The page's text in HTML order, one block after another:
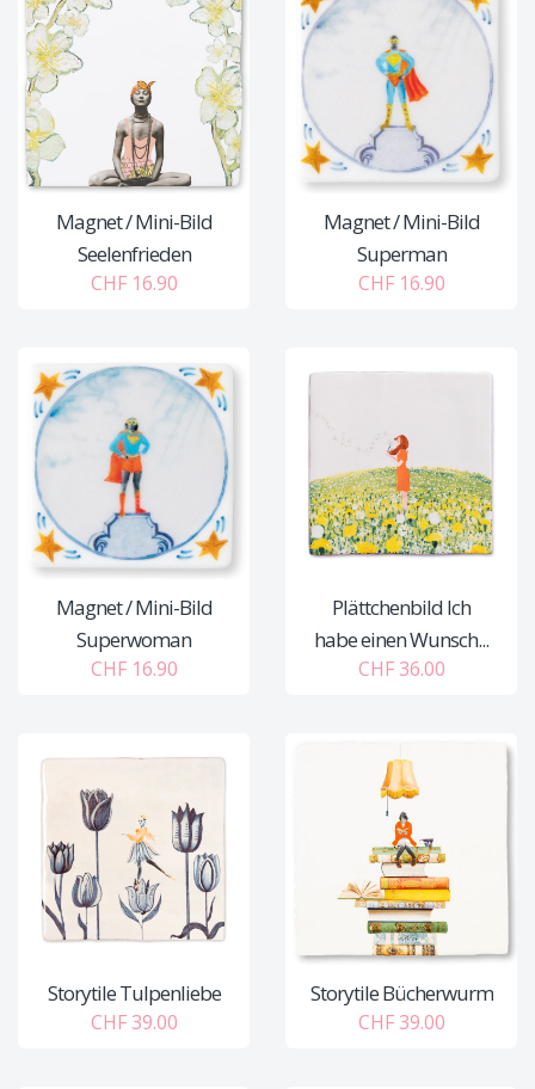
Magnet / Mini-Bild
Seelenfrieden
CHF 16.90
Magnet / Mini-Bild
Superman
CHF 16.90
Magnet / Mini-Bild
Superwoman
CHF 16.90
Plättchenbild Ich
habe einen Wunsch...
CHF 36.00
Storytile Tulpenliebe
CHF 39.00
Storytile Bücherwurm
CHF 39.00